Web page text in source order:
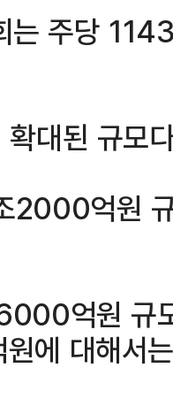
는 주당
대된 규모
2000억원
억원 규
에 대해서